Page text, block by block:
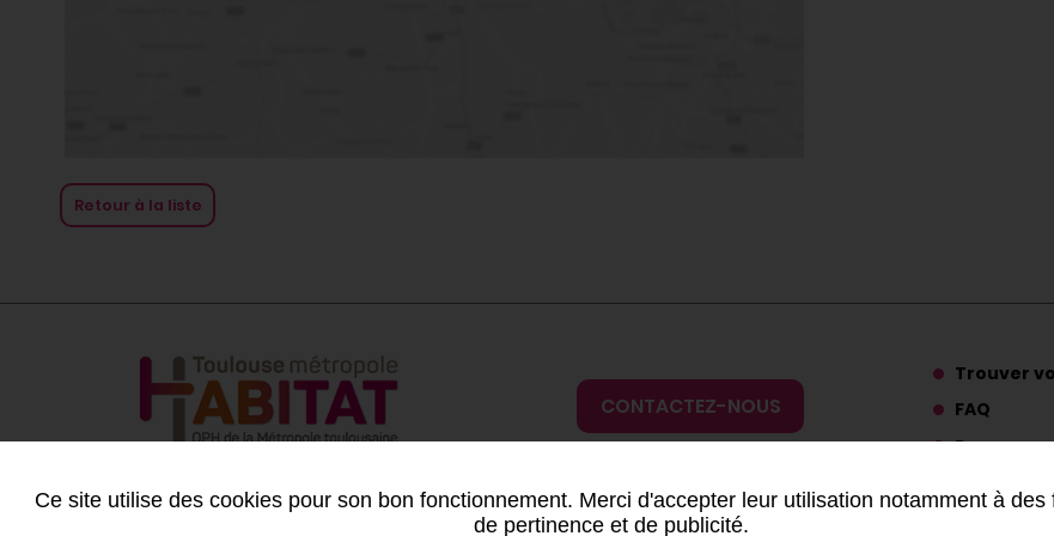
Ce site utilise des cookies pour son bon fonctionnement. Merci d'accepter leur utilisation notamment à des
de pertinence et de publicité.
Retour à la liste
CONTACTEZ-NOUS
Trouver
FAQ